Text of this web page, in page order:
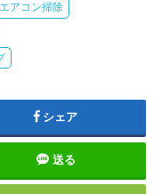
アコン掃除
シェア
送る